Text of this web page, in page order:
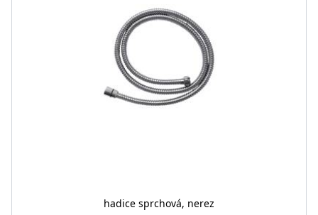
hadice sprchová, nerez